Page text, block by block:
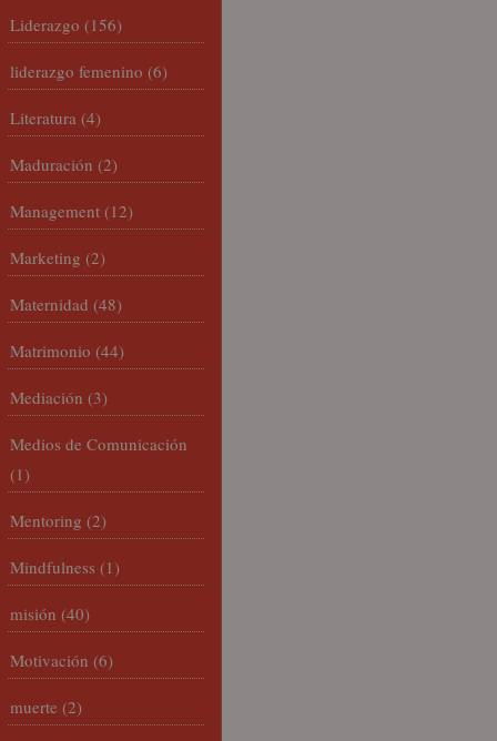
Liderazgo (156)
liderazgo femenino (6)
Literatura (4)
Maduración (2)
Management (12)
Marketing (2)
Maternidad (48)
Matrimonio (44)
Mediación (3)
Medios de Comunicación
(1)
Mentoring (2)
Mindfulness (1)
misión (40)
Motivación (6)
muerte (2)